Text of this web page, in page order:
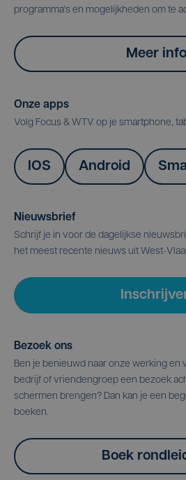
programma's en mogelijkheden om te
Meer info
Onze apps
Volg Focus & WTV op je smartphone,
IOS Android
Nieuwsbrief
Schrijf je in voor de dagelijkse
het meest recente nieuws uit West-
Bezoek ons
Ben je benieuwd naar onze werking en
bedrijf of vriendengroep een bezoek
schermen brengen? Dan kan je een
boeken.
Boek